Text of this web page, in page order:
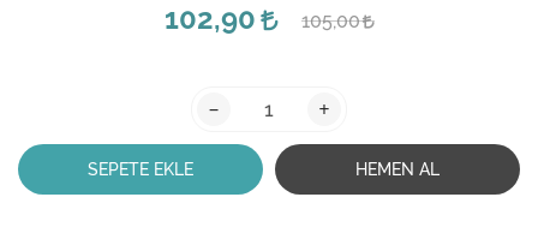
102,90
105,00
- +
SEPETE EKLE HEMEN AL